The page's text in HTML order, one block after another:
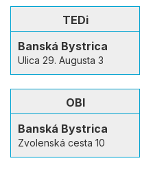
TEDi
Banská Bystrica
Ulica 29. Augusta 3
OBI
Banská Bystrica
Zvolenská cesta 10